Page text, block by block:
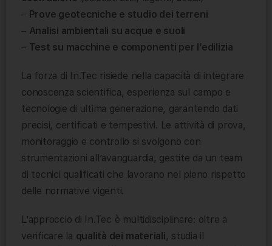
– Prove geotecniche e studio dei terreni
– Analisi ambientali su acque e suoli
– Test su macchine e componenti per l’edilizia
La forza di In.Tec risiede nella capacità di integrare
conoscenza scientifica, esperienza sul campo e
tecnologie di ultima generazione, garantendo dati
precisi, certificati e tempestivi. Le attività di prova,
monitoraggio e controllo si svolgono con
strumentazioni all’avanguardia, gestite da un team
di tecnici qualificati che lavorano nel pieno rispetto
delle normative vigenti.
L’approccio di In.Tec è multidisciplinare: oltre a
verificare la qualità dei materiali, studia il